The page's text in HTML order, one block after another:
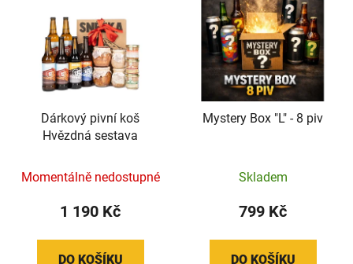
Dárkový pivní koš
Hvězdná sestava
Momentálně nedostupné
1 190 Kč
DO KOŠÍKU
Mystery Box "L" - 8 piv
Skladem
799 Kč
DO KOŠÍKU